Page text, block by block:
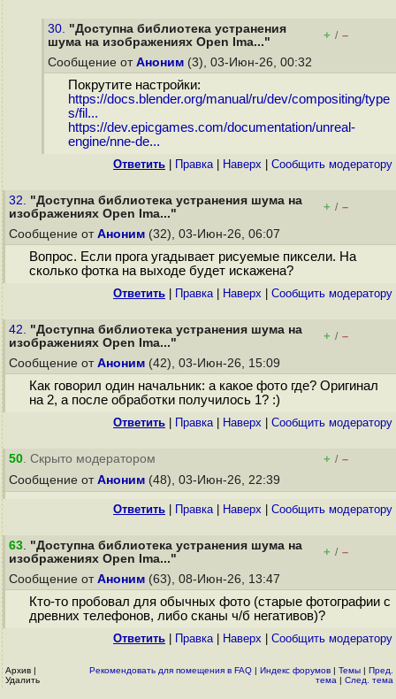
30. "Доступна библиотека устранения
шума на изображениях Open Ima..."
+ / –
Сообщение от Аноним (3), 03-Июн-26, 00:32
Покрутите настройки:
https://docs.blender.org/manual/ru/dev/compositing/type
s/fil...
https://dev.epicgames.com/documentation/unreal-
engine/nne-de...
Ответить Правка| Наверх Cообщить модератору
32. "Доступна библиотека устранения шума на
изображениях Open Ima..."
+ / –
Сообщение от Аноним (32), 03-Июн-26, 06:07
Вопрос. Если прога угадывает рисуемые пиксели. На
сколько фотка на выходе будет искажена?
Ответить Правка| Наверх Cообщить модератору
42. "Доступна библиотека устранения шума на
изображениях Open Ima..."
+ / –
Сообщение от Аноним (42), 03-Июн-26, 15:09
Как говорил один начальник: а какое фото где? Оригинал
на 2, а после обработки получилось 1? :)
Ответить Правка| Наверх Cообщить модератору
50. Скрыто модератором + / –
Сообщение от Аноним (48), 03-Июн-26, 22:39
Ответить Правка| Наверх Cообщить модератору
63. "Доступна библиотека устранения шума на
изображениях Open Ima..."
+ / –
Сообщение от Аноним (63), 08-Июн-26, 13:47
Кто-то пробовал для обычных фото (старые фотографии с
древних телефонов, либо сканы ч/б негативов)?
Ответить Правка| Наверх Cообщить модератору
Архив |
Удалить
Рекомендовать для помещения в FAQ | Индекс форумов | Темы | Пред.
тема | След. тема